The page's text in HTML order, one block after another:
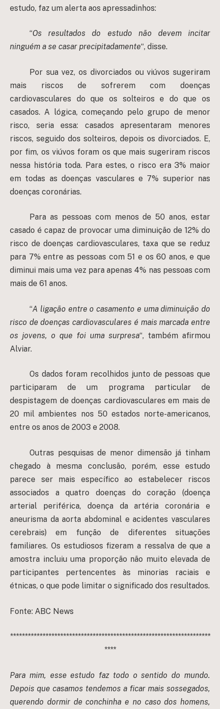
estudo, faz um alerta aos apressadinhos:
“Os resultados do estudo não devem incitar
ninguém a se casar precipitadamente“, disse.
Por sua vez, os divorciados ou viúvos sugeriram
mais riscos de sofrerem com doenças
cardiovasculares do que os solteiros e do que os
casados. A lógica, começando pelo grupo de menor
risco, seria essa: casados apresentaram menores
riscos, seguido dos solteiros, depois os divorciados. E,
por fim, os viúvos foram os que mais sugeriram riscos
nessa história toda. Para estes, o risco era 3% maior
em todas as doenças vasculares e 7% superior nas
doenças coronárias.
Para as pessoas com menos de 50 anos, estar
casado é capaz de provocar uma diminuição de 12% do
risco de doenças cardiovasculares, taxa que se reduz
para 7% entre as pessoas com 51 e os 60 anos, e que
diminui mais uma vez para apenas 4% nas pessoas com
mais de 61 anos.
“A ligação entre o casamento e uma diminuição do
risco de doenças cardiovasculares é mais marcada entre
os jovens, o que foi uma surpresa“, também afirmou
Alviar.
Os dados foram recolhidos junto de pessoas que
participaram de um programa particular de
despistagem de doenças cardiovasculares em mais de
20 mil ambientes nos 50 estados norte-americanos,
entre os anos de 2003 e 2008.
Outras pesquisas de menor dimensão já tinham
chegado à mesma conclusão, porém, esse estudo
parece ser mais específico ao estabelecer riscos
associados a quatro doenças do coração (doença
arterial periférica, doença da artéria coronária e
aneurisma da aorta abdominal e acidentes vasculares
cerebrais) em função de diferentes situações
familiares. Os estudiosos fizeram a ressalva de que a
amostra incluiu uma proporção não muito elevada de
participantes pertencentes às minorias raciais e
étnicas, o que pode limitar o significado dos resultados.
Fonte: ABC News
********************************************************************
****
Para mim, esse estudo faz todo o sentido do mundo.
Depois que casamos tendemos a ficar mais sossegados,
querendo dormir de conchinha e no caso dos homens,